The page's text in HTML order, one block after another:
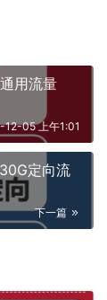
用流量
12-05 上午1:01
定向流
下一篇